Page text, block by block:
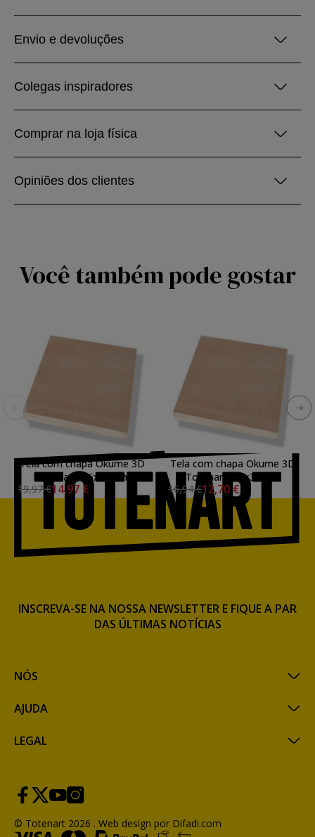
Envio e devoluções
Colegas inspiradores
Comprar na loja física
Opiniões dos clientes
Você também pode gostar
Tela com chapa Okume 3D
Totenart, 46x38 cm.
19,97 €14,97 €
Tela com chapa Okume 3D
Totenart, 41x33 cm.
16,94 €12,70 €
NÓS
AJUDA
LEGAL
INSCREVA-SE NA NOSSA NEWSLETTER E FIQUE A PAR
DAS ÚLTIMAS NOTÍCIAS
© Totenart 2026 . Web design por Difadi.com